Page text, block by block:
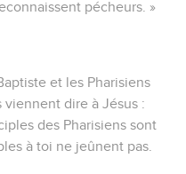
pécheurs. »
et les Pharisiens
dire à Jésus :
des Pharisiens sont
à toi ne jeûnent pas.